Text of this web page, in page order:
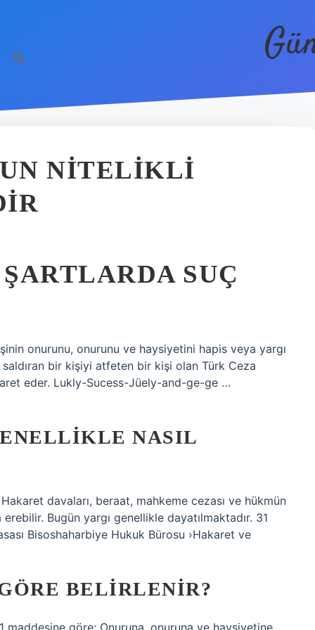
NITELIKLI
SUÇ
onurunu, onurunu ve haysiyetini hapis veya yargı
bir kişiyi atfeten bir kişi olan Türk Ceza
eder. Lukly-Sucess-Jüely-and-ge-ge …
NASIL
davaları, beraat, mahkeme cezası ve hükmün
Bugün yargı genellikle dayatılmaktadır. 31
Bisoshaharbiye Hukuk Bürosu ›Hakaret ve
BELIRLENIR?
maddesine göre; Onuruna, onuruna ve haysiyetine